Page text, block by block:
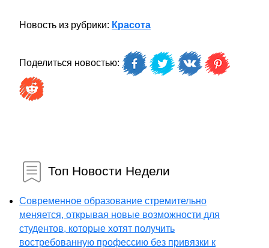
Новость из рубрики: Красота
Поделиться новостью:
Топ Новости Недели
Современное образование стремительно
меняется, открывая новые возможности для
студентов, которые хотят получить
востребованную профессию без привязки к